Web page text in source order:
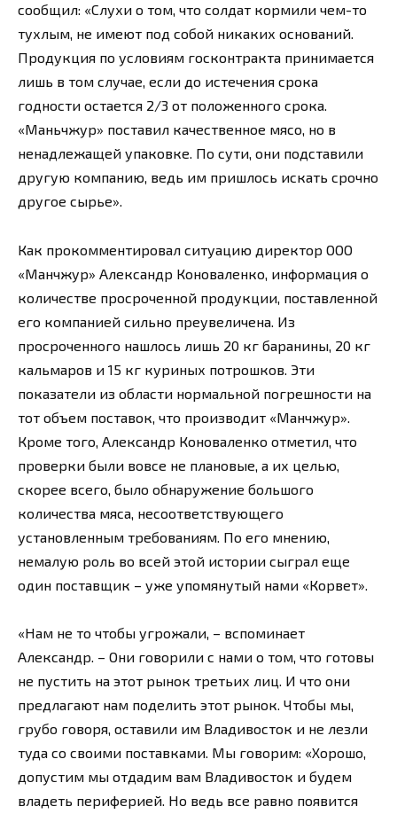
сообщил: «Слухи о том, что солдат кормили чем-то
тухлым, не имеют под собой никаких оснований.
Продукция по условиям госконтракта принимается
лишь в том случае, если до истечения срока
годности остается 2/3 от положенного срока.
«Маньчжур» поставил качественное мясо, но в
ненадлежащей упаковке. По сути, они подставили
другую компанию, ведь им пришлось искать срочно
другое сырье».
Как прокомментировал ситуацию директор ООО
«Манчжур» Александр Коноваленко, информация о
количестве просроченной продукции, поставленной
его компанией сильно преувеличена. Из
просроченного нашлось лишь 20 кг баранины, 20 кг
кальмаров и 15 кг куриных потрошков. Эти
показатели из области нормальной погрешности на
тот объем поставок, что производит «Манчжур».
Кроме того, Александр Коноваленко отметил, что
проверки были вовсе не плановые, а их целью,
скорее всего, было обнаружение большого
количества мяса, несоответствующего
установленным требованиям. По его мнению,
немалую роль во всей этой истории сыграл еще
один поставщик – уже упомянутый нами «Корвет».
«Нам не то чтобы угрожали, – вспоминает
Александр. – Они говорили с нами о том, что готовы
не пустить на этот рынок третьих лиц. И что они
предлагают нам поделить этот рынок. Чтобы мы,
грубо говоря, оставили им Владивосток и не лезли
туда со своими поставками. Мы говорим: «Хорошо,
допустим мы отдадим вам Владивосток и будем
владеть периферией. Но ведь все равно появится